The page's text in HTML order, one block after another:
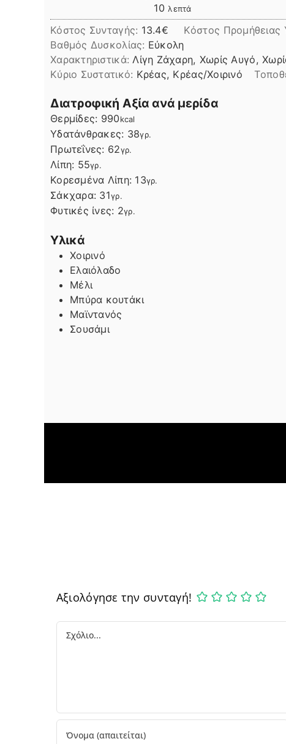
10 λεπτά
λεπτά
Κόστος Συνταγής: 13.4€ Kόστος Προμήθειας
Βαθμός Δυσκολίας: Εύκολη
Χαρακτηριστικά: Λίγη Ζάχαρη, Χωρίς Αυγό,
Kύριο Συστατικό: Κρέας, Κρέας/Χοιρινό
Διατροφική Αξία ανά μερίδα
Θερμίδες: 990kcal
Υδατάνθρακες: 38γρ.
Πρωτεΐνες: 62γρ.
Λίπη
Λίπη: 55γρ.
Κορεσμένα Λίπη: 13γρ.
Σάκχαρα: 31γρ.
Φυτικές ίνες: 2γρ.
Υλικά
Χοιρινό
Ελαιόλαδο
Μέλι
Μπύρα κουτάκι
Μαϊντανός
Σουσάμι
Αξιολόγησε την συνταγή!
Comment